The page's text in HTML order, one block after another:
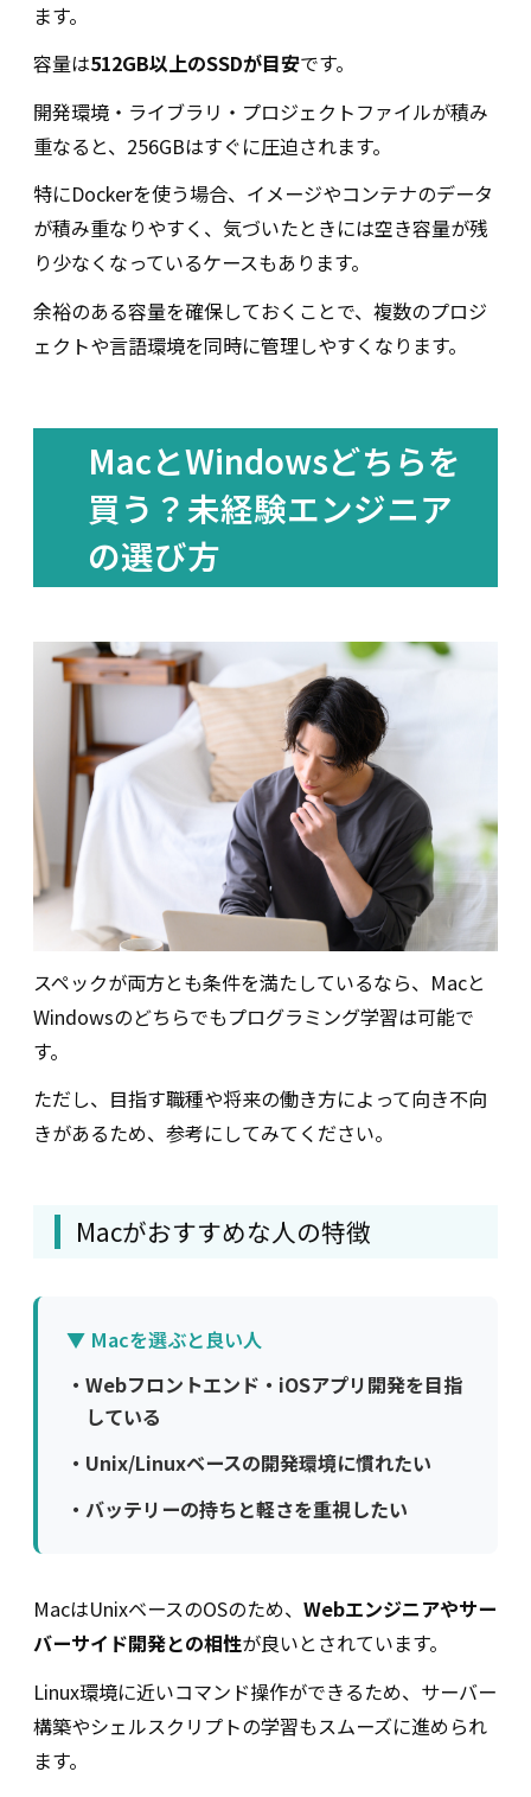
ます。
容量は512GB以上のSSDが目安です。
開発環境・ライブラリ・プロジェクトファイルが積み
重なると、256GBはすぐに圧迫されます。
特にDockerを使う場合、イメージやコンテナのデータ
が積み重なりやすく、気づいたときには空き容量が残
り少なくなっているケースもあります。
余裕のある容量を確保しておくことで、複数のプロジ
ェクトや言語環境を同時に管理しやすくなります。
MacとWindowsどちらを
買う？未経験エンジニア
の選び方
スペックが両方とも条件を満たしているなら、Macと
Windowsのどちらでもプログラミング学習は可能で
す。
ただし、目指す職種や将来の働き方によって向き不向
きがあるため、参考にしてみてください。
Macがおすすめな人の特徴
▼ Macを選ぶと良い人
・ Webフロントエンド・iOSアプリ開発を目指
している
・ Unix/Linuxベースの開発環境に慣れたい
・ バッテリーの持ちと軽さを重視したい
MacはUnixベースのOSのため、 Webエンジニアやサー
バーサイド開発との相性が良いとされています。
Linux環境に近いコマンド操作ができるため、サーバー
構築やシェルスクリプトの学習もスムーズに進められ
ます。